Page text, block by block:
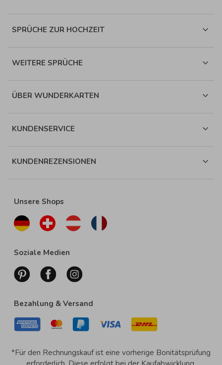
SPRÜCHE ZUR HOCHZEIT
WEITERE SPRÜCHE
ÜBER WUNDERKARTEN
KUNDENSERVICE
KUNDENREZENSIONEN
Unsere Shops
Soziale Medien
Bezahlung & Versand
*Für den Rechnungskauf ist eine vorherige Bonitätsprüfung